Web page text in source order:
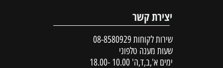
יצירת קשר
שירות לקוחות 08-8580929
שעות מענה טלפוני
ימים א',ב,ד,ה' 10.00 -18.00